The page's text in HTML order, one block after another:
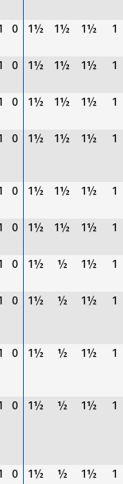
0 1½ 1½ 1½ 1
0 1½ 1½ 1½ 1
0 1½ 1½ 1½ 1
0 1½ 1½ 1½ 1
0 1½ 1½ 1½ 1
0 1½ 1½ 1½ 1
0 1½ ½ 1½ 1
0 1½ ½ 1½ 1
0 1½ ½ 1½ 1
0 1½ ½ 1½ 1
0 1½ ½ 1½ 1